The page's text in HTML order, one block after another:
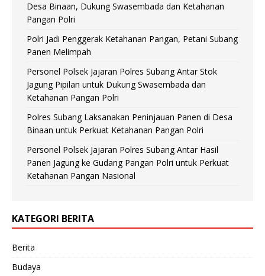
Desa Binaan, Dukung Swasembada dan Ketahanan
Pangan Polri
Polri Jadi Penggerak Ketahanan Pangan, Petani Subang
Panen Melimpah
Personel Polsek Jajaran Polres Subang Antar Stok
Jagung Pipilan untuk Dukung Swasembada dan
Ketahanan Pangan Polri
Polres Subang Laksanakan Peninjauan Panen di Desa
Binaan untuk Perkuat Ketahanan Pangan Polri
Personel Polsek Jajaran Polres Subang Antar Hasil
Panen Jagung ke Gudang Pangan Polri untuk Perkuat
Ketahanan Pangan Nasional
KATEGORI BERITA
Berita
Budaya